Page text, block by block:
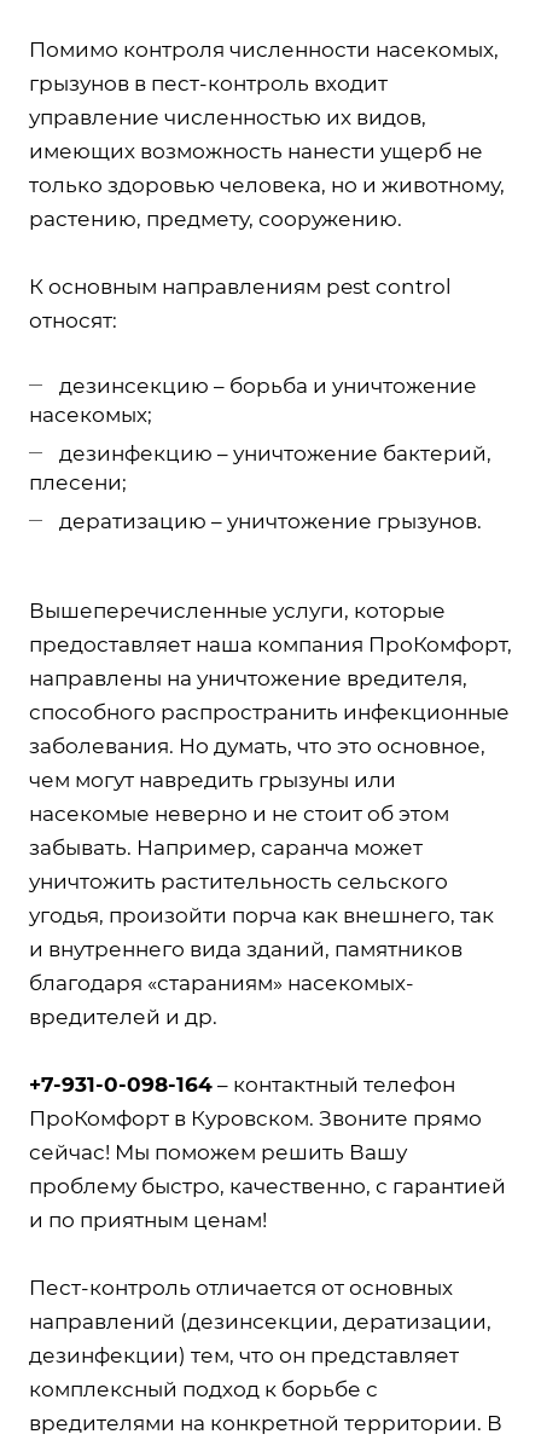
Помимо контроля численности насекомых,
грызунов в пест-контроль входит
управление численностью их видов,
имеющих возможность нанести ущерб не
только здоровью человека, но и животному,
растению, предмету, сооружению.
К основным направлениям pest control
относят:
дезинсекцию – борьба и уничтожение
насекомых;
дезинфекцию – уничтожение бактерий,
плесени;
дератизацию – уничтожение грызунов.
Вышеперечисленные услуги, которые
предоставляет наша компания ПроКомфорт,
направлены на уничтожение вредителя,
способного распространить инфекционные
заболевания. Но думать, что это основное,
чем могут навредить грызуны или
насекомые неверно и не стоит об этом
забывать. Например, саранча может
уничтожить растительность сельского
угодья, произойти порча как внешнего, так
и внутреннего вида зданий, памятников
благодаря «стараниям» насекомых-
вредителей и др.
+7-931-0-098-164 – контактный телефон
ПроКомфорт в Куровском. Звоните прямо
сейчас! Мы поможем решить Вашу
проблему быстро, качественно, с гарантией
и по приятным ценам!
Пест-контроль отличается от основных
направлений (дезинсекции, дератизации,
дезинфекции) тем, что он представляет
комплексный подход к борьбе с
вредителями на конкретной территории. В